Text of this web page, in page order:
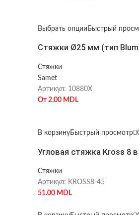
Выбрать опции Быстрый
Стяжки Ø25 мм (тип
Стяжки
Samet
Артикул: 10880X
От 2.00 MDL
В корзинуБыстрый просмотр
Угловая стяжка Kross 8
Стяжки
Артикул: KROSS8-45
51.00 MDL